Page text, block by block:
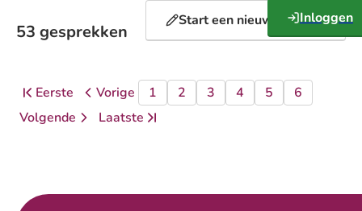
Inloggen
53 gesprekken
Start een nieuw gesprek
Ga naar
Eerste
pagina Vorige
pagina pagina
1 pagina
2 pagina
3 pagina
4 pagina
5 pagina
6
Volgende
pagina Laatste
pagina